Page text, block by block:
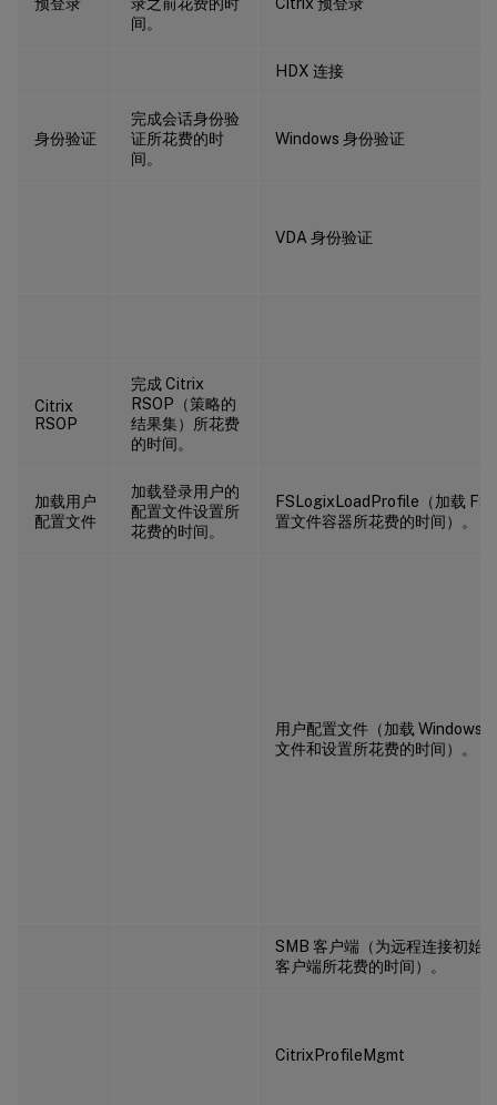
间。
HDX 连接
身份验证
完成会话身份验
证所花费的时
间。
Windows 身份验证
VDA 身份验证
Citrix
RSOP
完成 Citrix
RSOP（策略的
结果集）所花费
的时间。
加载用户
配置文件
加载登录用户的
配置文件设置所
花费的时间。
FSLogixLoadProfile（加载
置文件容器所花费的时间）。
用户配置文件（加载 Windows
文件和设置所花费的时间）。
SMB 客户端（为远程连接初始
客户端所花费的时间）。
CitrixProfileMgmt